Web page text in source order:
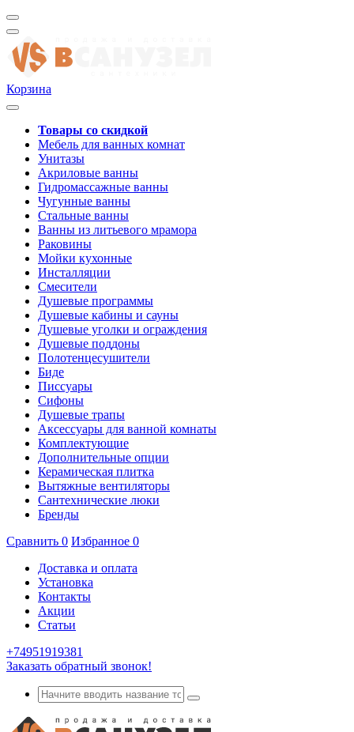
Корзина
Товары со скидкой
Мебель для ванных комнат
Унитазы
Акриловые ванны
Гидромассажные ванны
Чугунные ванны
Стальные ванны
Ванны из литьевого мрамора
Раковины
Мойки кухонные
Инсталляции
Смесители
Душевые программы
Душевые кабины и сауны
Душевые уголки и ограждения
Душевые поддоны
Полотенцесушители
Биде
Писсуары
Сифоны
Душевые трапы
Аксессуары для ванной комнаты
Комплектующие
Дополнительные опции
Керамическая плитка
Вытяжные вентиляторы
Сантехнические люки
Бренды
Сравнить 0 Избранное 0
Доставка и оплата
Установка
Контакты
Акции
Статьи
+74951919381
Заказать обратный звонок!